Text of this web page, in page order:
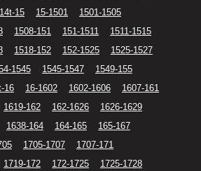
14t-15 15-1501
1501-1505
1508-151 151-1511
1511-1515
1518-152 152-1525
1525-1527
1545 1545-1547
1549-155
16 16-1602 1602-1606
1607-161
1619-162 162-1626
1626-1629
1638-164 164-165
165-167
1705-1707
1707-171
1719-172 172-1725
1725-1728